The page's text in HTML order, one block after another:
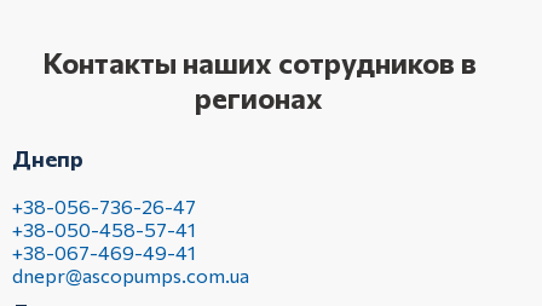
Контакты наших сотрудников в
регионах
Днепр
+38-056-736-26-47
+38-050-458-57-41
+38-067-469-49-41
dnepr@ascopumps.com.ua